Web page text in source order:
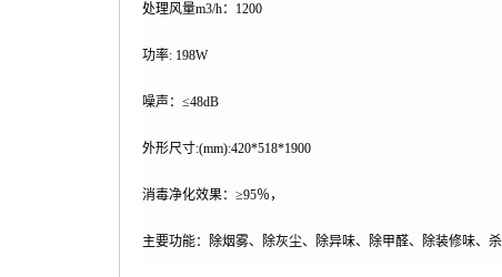
处理风量m3/h： 1200
功率: 198W
噪声： ≤48dB
外形尺寸:(mm):420*518*1900
消毒净化效果： ≥95％，
主要功能：除烟雾、除灰尘、除异味、除甲醛、除装修味、